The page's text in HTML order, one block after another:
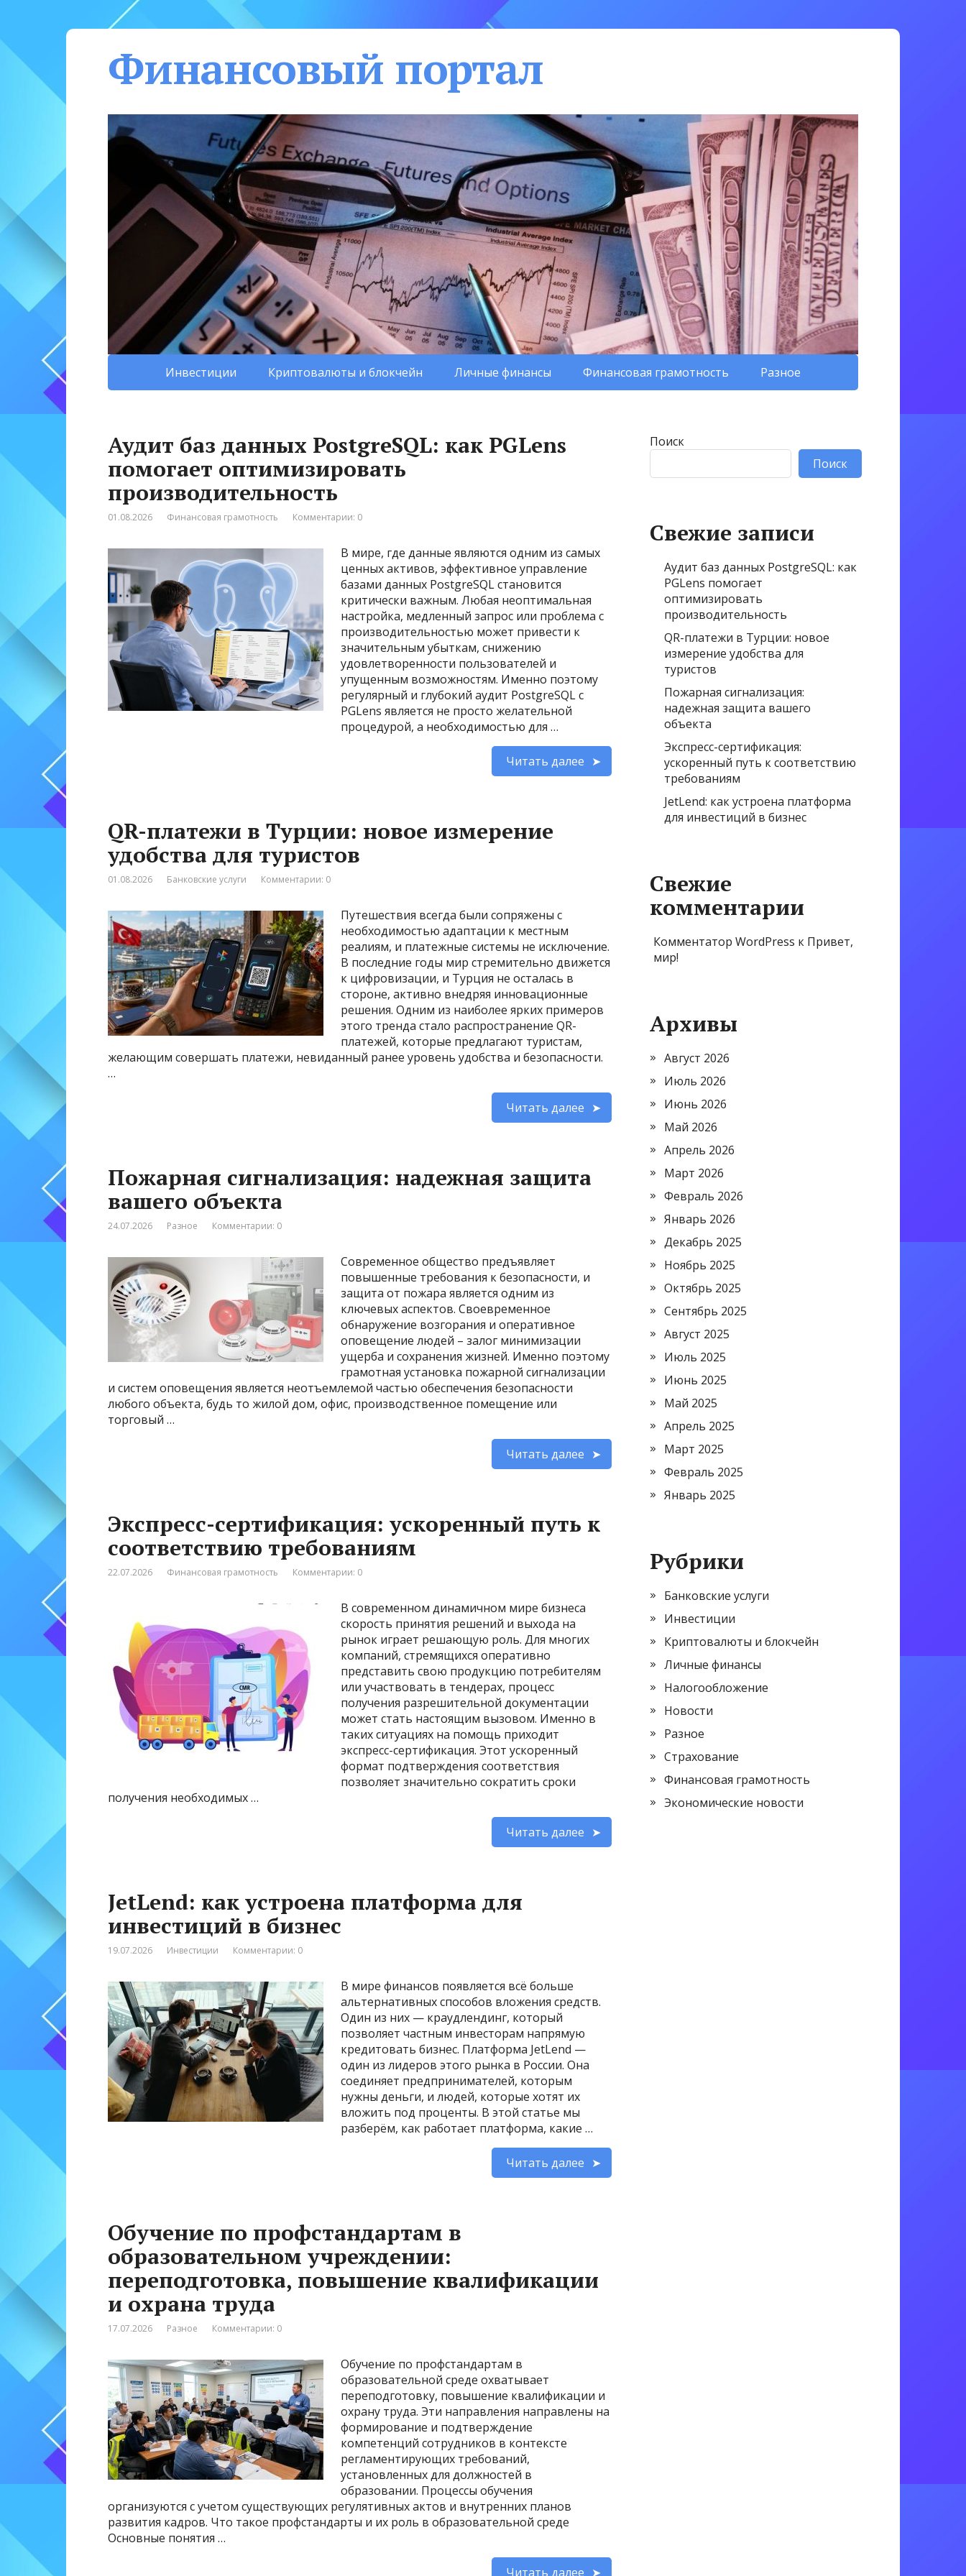
Финансовый портал
Инвестиции Криптовалюты и блокчейн Личные финансы Финансовая грамотность Разное
Аудит баз данных PostgreSQL: как PGLens
помогает оптимизировать
производительность
01.08.2026 Финансовая грамотность Комментарии: 0
В мире, где данные являются одним из самых
ценных активов, эффективное управление
базами данных PostgreSQL становится
критически важным. Любая неоптимальная
настройка, медленный запрос или проблема с
производительностью может привести к
значительным убыткам, снижению
удовлетворенности пользователей и
упущенным возможностям. Именно поэтому
регулярный и глубокий аудит PostgreSQL с
PGLens является не просто желательной
процедурой, а необходимостью для …
Читать далее
QR-платежи в Турции: новое измерение
удобства для туристов
01.08.2026 Банковские услуги Комментарии: 0
Путешествия всегда были сопряжены с
необходимостью адаптации к местным
реалиям, и платежные системы не исключение.
В последние годы мир стремительно движется
к цифровизации, и Турция не осталась в
стороне, активно внедряя инновационные
решения. Одним из наиболее ярких примеров
этого тренда стало распространение QR-
платежей, которые предлагают туристам,
желающим совершать платежи, невиданный ранее уровень удобства и безопасности.
…
Читать далее
Пожарная сигнализация: надежная защита
вашего объекта
24.07.2026 Разное Комментарии: 0
Современное общество предъявляет
повышенные требования к безопасности, и
защита от пожара является одним из
ключевых аспектов. Своевременное
обнаружение возгорания и оперативное
оповещение людей – залог минимизации
ущерба и сохранения жизней. Именно поэтому
грамотная установка пожарной сигнализации
и систем оповещения является неотъемлемой частью обеспечения безопасности
любого объекта, будь то жилой дом, офис, производственное помещение или
торговый …
Читать далее
Экспресс-сертификация: ускоренный путь к
соответствию требованиям
22.07.2026 Финансовая грамотность Комментарии: 0
В современном динамичном мире бизнеса
скорость принятия решений и выхода на
рынок играет решающую роль. Для многих
компаний, стремящихся оперативно
представить свою продукцию потребителям
или участвовать в тендерах, процесс
получения разрешительной документации
может стать настоящим вызовом. Именно в
таких ситуациях на помощь приходит
экспресс-сертификация. Этот ускоренный
формат подтверждения соответствия
позволяет значительно сократить сроки
получения необходимых …
Читать далее
JetLend: как устроена платформа для
инвестиций в бизнес
19.07.2026 Инвестиции Комментарии: 0
В мире финансов появляется всё больше
альтернативных способов вложения средств.
Один из них — краудлендинг, который
позволяет частным инвесторам напрямую
кредитовать бизнес. Платформа JetLend —
один из лидеров этого рынка в России. Она
соединяет предпринимателей, которым
нужны деньги, и людей, которые хотят их
вложить под проценты. В этой статье мы
разберём, как работает платформа, какие …
Читать далее
Обучение по профстандартам в
образовательном учреждении:
переподготовка, повышение квалификации
и охрана труда
17.07.2026 Разное Комментарии: 0
Обучение по профстандартам в
образовательной среде охватывает
переподготовку, повышение квалификации и
охрану труда. Эти направления направлены на
формирование и подтверждение
компетенций сотрудников в контексте
регламентирующих требований,
установленных для должностей в
образовании. Процессы обучения
организуются с учетом существующих регулятивных актов и внутренних планов
развития кадров. Что такое профстандарты и их роль в образовательной среде
Основные понятия …
Читать далее
Поиск
Поиск
Свежие записи
Аудит баз данных PostgreSQL: как
PGLens помогает
оптимизировать
производительность
QR-платежи в Турции: новое
измерение удобства для
туристов
Пожарная сигнализация:
надежная защита вашего
объекта
Экспресс-сертификация:
ускоренный путь к соответствию
требованиям
JetLend: как устроена платформа
для инвестиций в бизнес
Свежие
комментарии
Комментатор WordPress к Привет,
мир!
Архивы
Август 2026
Июль 2026
Июнь 2026
Май 2026
Апрель 2026
Март 2026
Февраль 2026
Январь 2026
Декабрь 2025
Ноябрь 2025
Октябрь 2025
Сентябрь 2025
Август 2025
Июль 2025
Июнь 2025
Май 2025
Апрель 2025
Март 2025
Февраль 2025
Январь 2025
Рубрики
Банковские услуги
Инвестиции
Криптовалюты и блокчейн
Личные финансы
Налогообложение
Новости
Разное
Страхование
Финансовая грамотность
Экономические новости